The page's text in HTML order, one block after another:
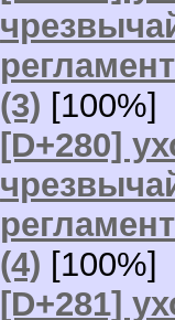
(3) [100%]
[D+280]
(4) [100%]
[D+281]